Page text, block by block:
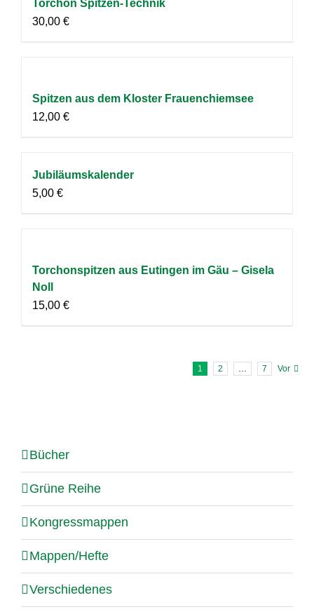
Torchon Spitzen-Technik
30,00 €
Spitzen aus dem Kloster Frauenchiemsee
12,00 €
Jubiläumskalender
5,00 €
Torchonspitzen aus Eutingen im Gäu – Gisela
Noll
15,00 €
1 2 7 Vor
Bücher
Grüne Reihe
Kongressmappen
Mappen/Hefte
Verschiedenes